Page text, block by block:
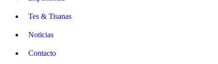
Tes & Tisanas
Noticias
Contacto